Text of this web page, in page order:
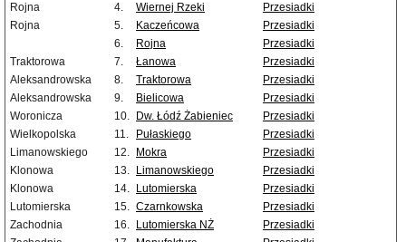
Rojna
4. Wiernej Rzeki
Przesiadki
Rojna
5. Kaczeńcowa
Przesiadki
6.
Rojna
Przesiadki
Traktorowa
7. Łanowa
Przesiadki
Aleksandrowska
8. Traktorowa
Przesiadki
Aleksandrowska
9. Bielicowa
Przesiadki
Woronicza
10. Dw. Łódź Żabieniec
Przesiadki
Wielkopolska
11. Pułaskiego
Przesiadki
Limanowskiego
12. Mokra
Przesiadki
Klonowa
13. Limanowskiego
Przesiadki
Klonowa
14. Lutomierska
Przesiadki
Lutomierska
15. Czarnkowska
Przesiadki
Zachodnia
16. Lutomierska NŻ
Przesiadki